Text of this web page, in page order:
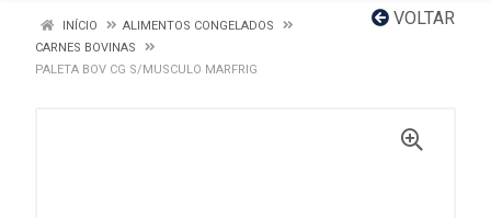
VOLTAR
INÍCIO
ALIMENTOS CONGELADOS
CARNES BOVINAS
PALETA BOV CG S/MUSCULO MARFRIG